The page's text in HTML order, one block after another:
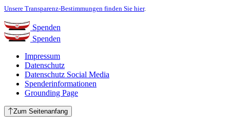
Unsere Transparenz-Bestimmungen finden Sie hier.
Spenden
Spenden
Impressum
Datenschutz
Datenschutz Social Media
Spenderinformationen
Grounding Page
Zum Seitenanfang